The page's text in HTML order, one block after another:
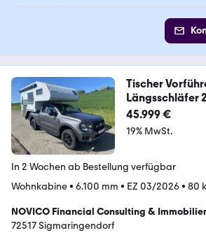
Tischer
Längsschläfer
45.999 €
19% MwSt.
In 2 Wochen ab Bestellung verfügbar
Wohnkabine• 6.100 mm • EZ 03/2026• 80
NOVICO Financial Consulting &
72517 Sigmaringendorf